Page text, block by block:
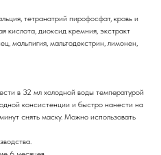
тетранатрий пирофосфат, кровь и
кислота, диоксид кремния, экстракт
мальпигия, мальтодекстрин, лимонен,
в 32 мл холодной воды температурой
консистенции и быстро нанести на
снять маску. Можно использовать